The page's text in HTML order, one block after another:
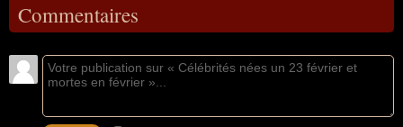
Commentaires